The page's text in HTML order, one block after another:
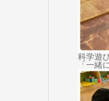
科学遊
「一緒